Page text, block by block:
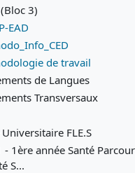
3)
EAD
de travail
de Langues
Transversaux
FLE.S
- 1ère année Santé
S...